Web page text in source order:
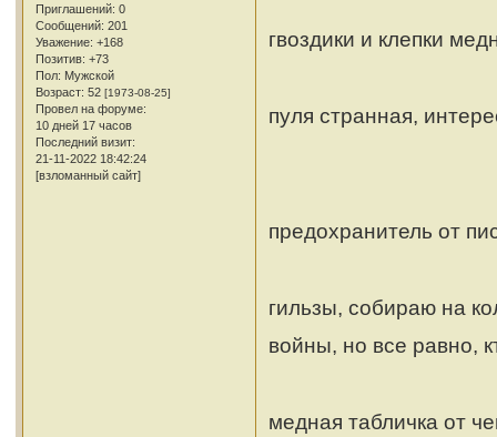
Приглашений: 0
Сообщений: 201
Уважение: +168
Позитив: +73
Пол: Мужской
Возраст: 52 [1973-08-25]
Провел на форуме:
10 дней 17 часов
Последний визит:
21-11-2022 18:42:24
[взломанный сайт]
гвоздики и клепки
пуля странная,
предохранитель от
гильзы, собираю на
войны, но все равно,
медная табличка от